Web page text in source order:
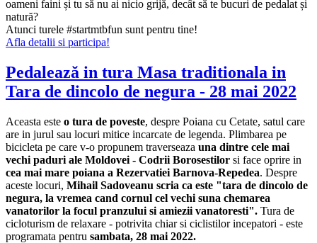
oameni faini și tu să nu ai nicio grijă, decât să te bucuri de pedalat și
natură?
Atunci turele #startmtbfun sunt pentru tine!
Afla detalii si participa!
Pedalează in tura Masa traditionala in
Tara de dincolo de negura - 28 mai 2022
Aceasta este o tura de poveste, despre Poiana cu Cetate, satul care
are in jurul sau locuri mitice incarcate de legenda. Plimbarea pe
bicicleta pe care v-o propunem traverseaza una dintre cele mai
vechi paduri ale Moldovei - Codrii Borosestilor si face oprire in
cea mai mare poiana a Rezervatiei Barnova-Repedea. Despre
aceste locuri, Mihail Sadoveanu scria ca este "tara de dincolo de
negura, la vremea cand cornul cel vechi suna chemarea
vanatorilor la focul pranzului si amiezii vanatoresti". Tura de
cicloturism de relaxare - potrivita chiar si ciclistilor incepatori - este
programata pentru sambata, 28 mai 2022.